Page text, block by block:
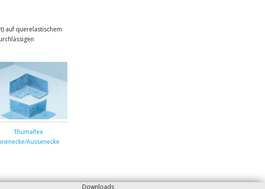
auf querelastischem
Thumaflex
Aussenecke
Downloads